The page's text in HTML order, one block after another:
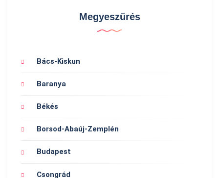
Megyeszűrés
Bács-Kiskun
Baranya
Békés
Borsod-Abaúj-Zemplén
Budapest
Csongrád